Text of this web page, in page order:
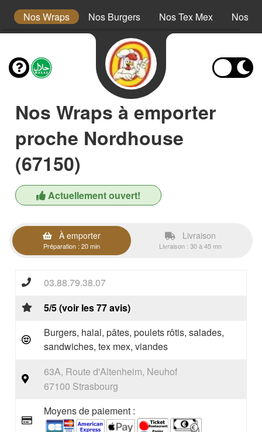
Nos Wraps Nos Burgers Nos Tex Mex Nos
Nos Wraps à emporter
proche Nordhouse
(67150)
Actuellement ouvert!
À emporter
Préparation : 20 min
Livraison
Livraison : 30 à 45 mn
03.88.79.38.07
5/5 (voir les 77 avis)
Burgers, halal, pâtes, poulets rôtis, salades,
sandwiches, tex mex, viandes
63A, Route d'Altenheim, Neuhof
67100 Strasbourg
Moyens de paiement :